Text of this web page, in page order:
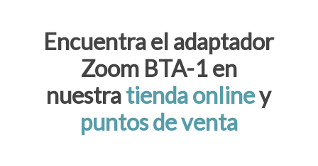
Encuentra el adaptador
Zoom BTA-1 en
nuestratienda onliney
puntos de venta